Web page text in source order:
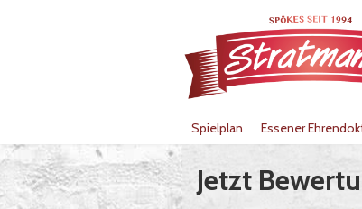
Spielplan Essener
Jetzt